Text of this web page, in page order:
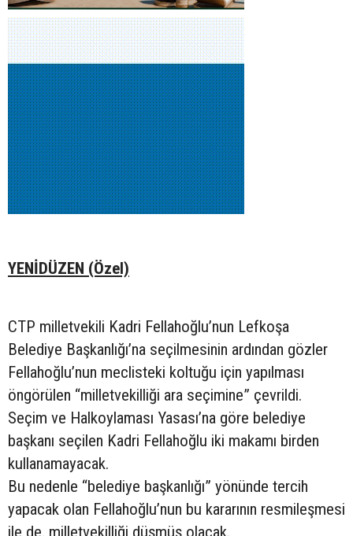
YENİDÜZEN (Özel)
CTP milletvekili Kadri Fellahoğlu’nun Lefkoşa
Belediye Başkanlığı’na seçilmesinin ardından gözler
Fellahoğlu’nun meclisteki koltuğu için yapılması
öngörülen “milletvekilliği ara seçimine” çevrildi.
Seçim ve Halkoylaması Yasası’na göre belediye
başkanı seçilen Kadri Fellahoğlu iki makamı birden
kullanamayacak.
Bu nedenle “belediye başkanlığı” yönünde tercih
yapacak olan Fellahoğlu’nun bu kararının resmileşmesi
ile de, milletvekilliği düşmüş olacak.